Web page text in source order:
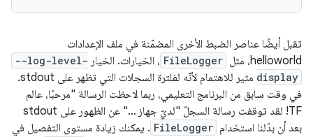
تقبل أيضًا عناصر الضبط الأخرى المضمّنة في ملف الإعدادات
helloworld، مثل
FileLogger ، الخيارات. الخيار --log-level-
display
مثير للاهتمام لأنّه لفلترة السجلات التي تظهر على stdout.
في وقت سابق من البرنامج التعليمي، ربما لاحظت الرسالة "مرحبًا، عالم
TF! لقد توقفت رسالة السجلّ "لديّ جهاز …" عن الظهور على stdout
بعد أن بدّلنا استخدام FileLogger . يمكنك زيادة مستوى التفصيل في